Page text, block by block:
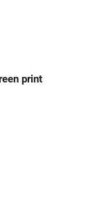
print